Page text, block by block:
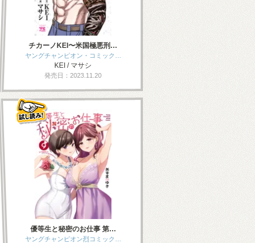
チカーノKEI〜米国極悪刑…
ヤングチャンピオン・コミック…
KEI / マサシ
発売日：2023.11.20
優等生と秘密のお仕事 第…
ヤングチャンピオン烈コミック…